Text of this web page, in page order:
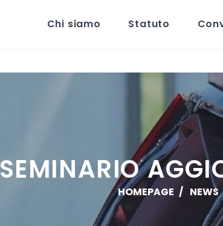
Chi siamo Statuto
SEMINARIO
HOMEPAGE NEWS